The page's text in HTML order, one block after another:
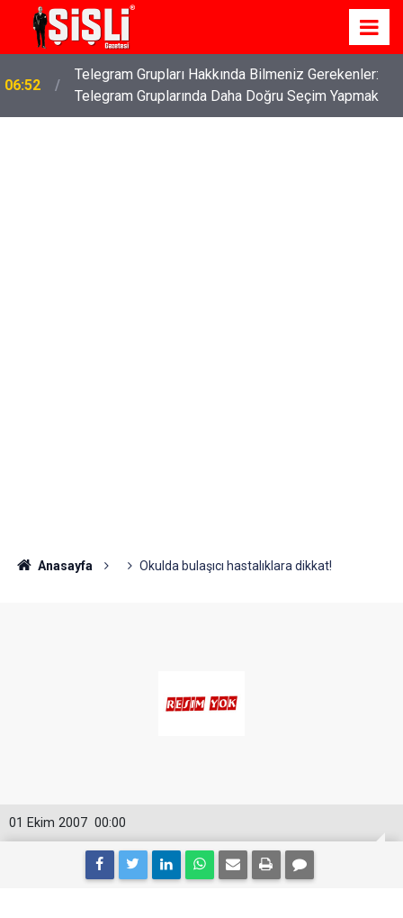
04:43
İş Davaları: Haklarınızı Bilmek ve Koruma Altına
Almak
Anasayfa Okulda bulaşıcı hastalıklara dikkat!
00:00
01 Ekim 2007